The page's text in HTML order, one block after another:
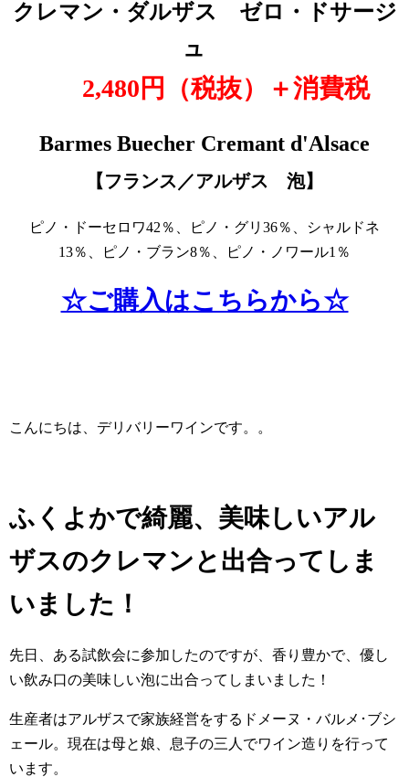
クレマン・ダルザス ゼロ・ドサージ
ュ
2,480円（税抜）＋消費税
Barmes Buecher Cremant d'Alsace
【フランス／アルザス 泡】
ピノ・ドーセロワ42％、ピノ・グリ36％、シャルドネ
13％、ピノ・ブラン8％、ピノ・ノワール1％
☆ご購入はこちらから☆
こんにちは、デリバリーワインです。 。
ふくよかで綺麗、美味しいアル
ザスのクレマンと出合ってしま
いました！
先日、ある試飲会に参加したのですが、香り豊かで、優し
い飲み口の美味しい泡に出合ってしまいました！
生産者はアルザスで家族経営をするドメーヌ・バルメ･ブシ
ェール。現在は母と娘、息子の三人でワイン造りを行って
います。